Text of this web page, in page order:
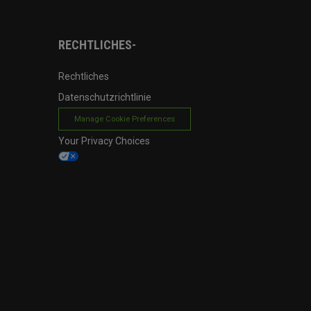
RECHTLICHES-
Rechtliches
Datenschutzrichtlinie
Manage Cookie Preferences
Your Privacy Choices